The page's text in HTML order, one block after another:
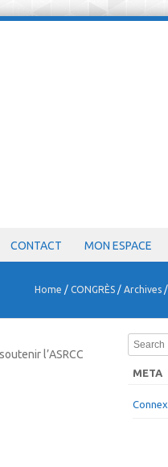
CONTACT MON ESPACE
Home / CONGRÈS / Archives /
l’ASRCC
Search
META